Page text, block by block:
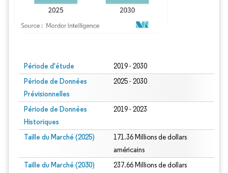
Période d'étude 2019 - 2030
Période de Données
Prévisionnelles
2025 - 2030
Période de Données
Historiques
2019 - 2023
Taille du Marché (2025)
171.36 Millions de dollars
américains
Taille du Marché (2030)
237.66 Millions de dollars